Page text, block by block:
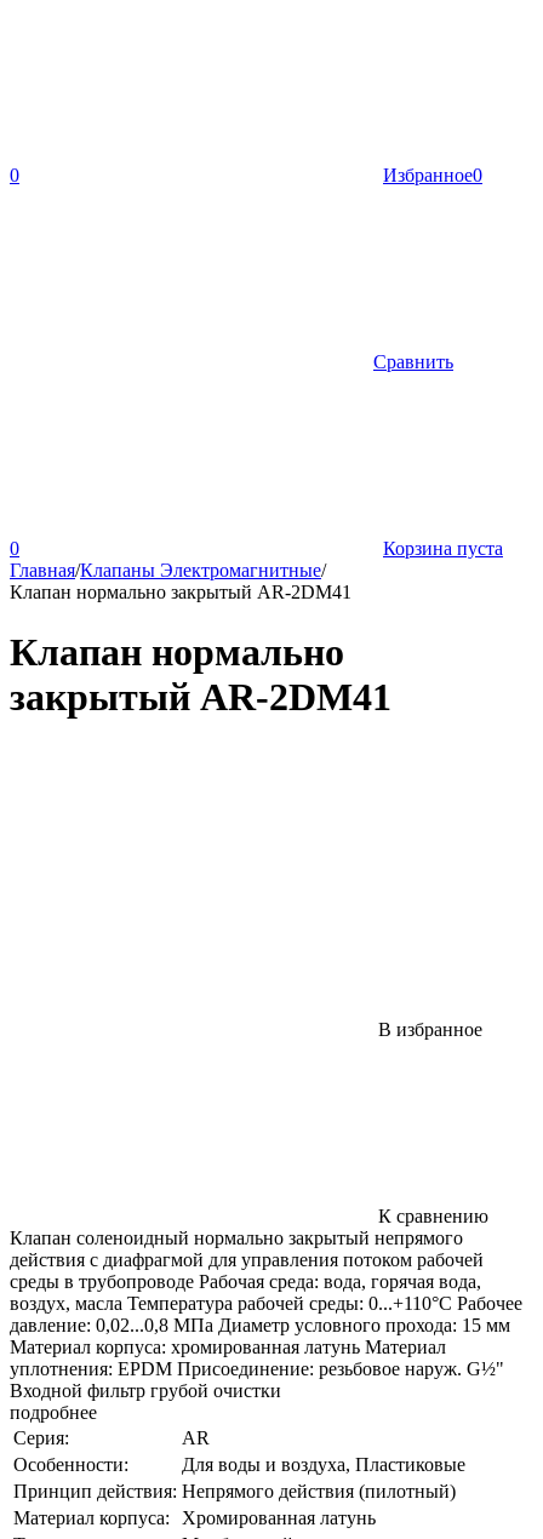
0 Избранное0
Сравнить
0
Корзина пуста
Главная/Клапаны Электромагнитные/
Клапан нормально закрытый AR-2DM41
Клапан нормально
закрытый AR-2DM41
В избранное
К сравнению
Клапан соленоидный нормально закрытый непрямого
действия с диафрагмой для управления потоком рабочей
среды в трубопроводе Рабочая среда: вода, горячая вода,
воздух, масла Температура рабочей среды: 0...+110°С Рабочее
давление: 0,02...0,8 МПа Диаметр условного прохода: 15 мм
Материал корпуса: хромированная латунь Материал
уплотнения: EPDM Присоединение: резьбовое наруж. G½"
Входной фильтр грубой очистки
подробнее
Серия:
AR
Особенности:
Для воды и воздуха, Пластиковые
Принцип действия: Непрямого действия (пилотный)
Материал корпуса:
Хромированная латунь